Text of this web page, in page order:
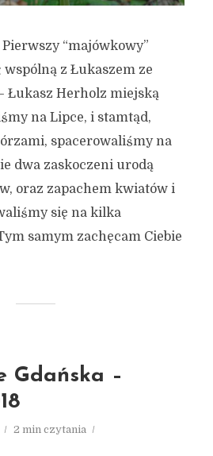
“majówkowy”
wspólną z Łukaszem ze
Łukasz Herholz miejską
na Lipce, i stamtąd,
spacerowaliśmy na
dwa zaskoczeni urodą
oraz zapachem kwiatów i
się na kilka
samym zachęcam Ciebie
Gdańska –
2 min czytania